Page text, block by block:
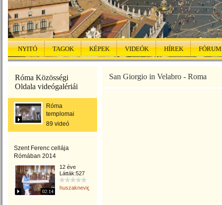
NYITÓ TAGOK KÉPEK VIDEÓK HÍREK FÓRUM
Róma Közösségi
Oldala videógalériái
Róma
templomai
89 videó
Szent Ferenc cellája
Rómában 2014
02:14
12 éve
Látták:527
huszaknevighgabriella
San Giorgio in Velabro - Roma